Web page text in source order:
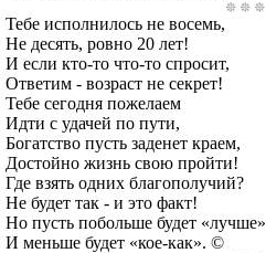
Тебе исполнилось не восемь,
Не десять, ровно 20 лет!
И если кто-то что-то спросит,
Ответим - возраст не секрет!
Тебе сегодня пожелаем
Идти с удачей по пути,
Богатство пусть заденет краем,
Достойно жизнь свою пройти!
Где взять одних благополучий?
Не будет так - и это факт!
Но пусть побольше будет «лучше»
И меньше будет «кое-как». ©